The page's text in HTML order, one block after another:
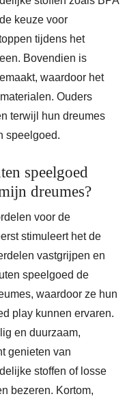
keuze voor
tijdens het
Bovendien is
waardoor het
Ouders
terwijl hun dreumes
speelgoed.
speelgoed
dreumes?
voor de
stimuleert het de
vastgrijpen en
speelgoed de
waardoor ze hun
play kunnen ervaren.
en duurzaam,
genieten van
stoffen of losse
bezeren. Kortom,